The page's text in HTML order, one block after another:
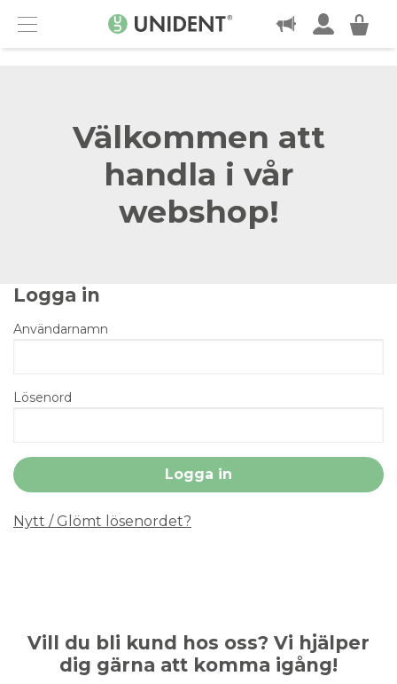
Menu
KONTAKT
Välkommen att
handla i vår
webshop!
Logga in
Användarnamn
Lösenord
Nytt / Glömt lösenordet?
Vill du bli kund hos oss? Vi hjälper
dig gärna att komma igång!